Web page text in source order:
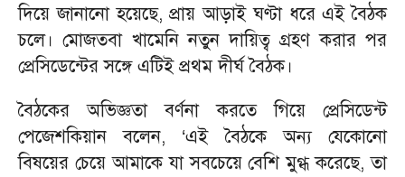
দিয়ে জানানো হয়েছে, প্রায় আড়াই ঘণ্টা ধরে এই বৈঠক
চলে। মোজতবা খামেনি নতুন দায়িত্ব গ্রহণ করার পর
প্রেসিডেন্টের সঙ্গে এটিই প্রথম দীর্ঘ বৈঠক।
বৈঠকের অভিজ্ঞতা বর্ণনা করতে গিয়ে প্রেসিডেন্ট
পেজেশকিয়ান বলেন, ‘এই বৈঠকে অন্য যেকোনো
বিষয়ের চেয়ে আমাকে যা সবচেয়ে বেশি মুগ্ধ করেছে, তা